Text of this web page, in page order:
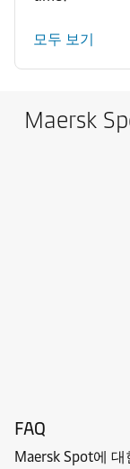
모두 보기
Maersk
FAQ
Maersk Spot에